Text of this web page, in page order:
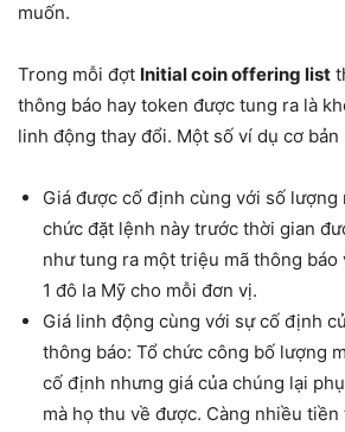
muốn.
Trong mỗi đợt Initial coin offering list
thông báo hay token được tung ra là
linh động thay đổi. Một số ví dụ cơ bản
Giá được cố định cùng với số lượng
chức đặt lệnh này trước thời gian
như tung ra một triệu mã thông báo
1 đô la Mỹ cho mỗi đơn vị.
Giá linh động cùng với sự cố định
thông báo: Tổ chức công bố lượng
cố định nhưng giá của chúng lại
mà họ thu về được. Càng nhiều